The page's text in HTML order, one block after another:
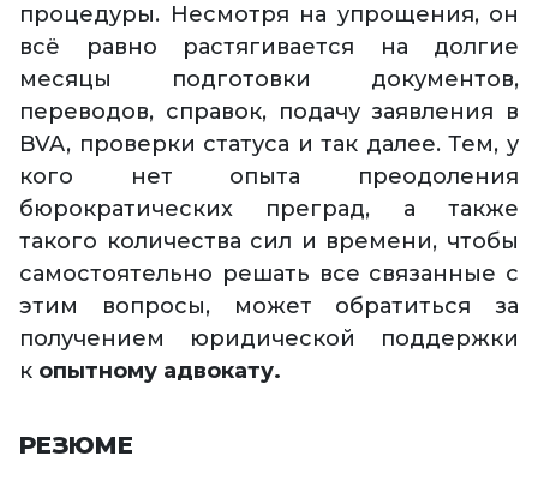
процедуры. Несмотря на упрощения, он
всё равно растягивается на долгие
месяцы подготовки документов,
переводов, справок, подачу заявления в
BVA, проверки статуса и так далее. Тем, у
кого нет опыта преодоления
бюрократических преград, а также
такого количества сил и времени, чтобы
самостоятельно решать все связанные с
этим вопросы, может обратиться за
получением юридической поддержки
к опытному адвокату.
РЕЗЮМЕ